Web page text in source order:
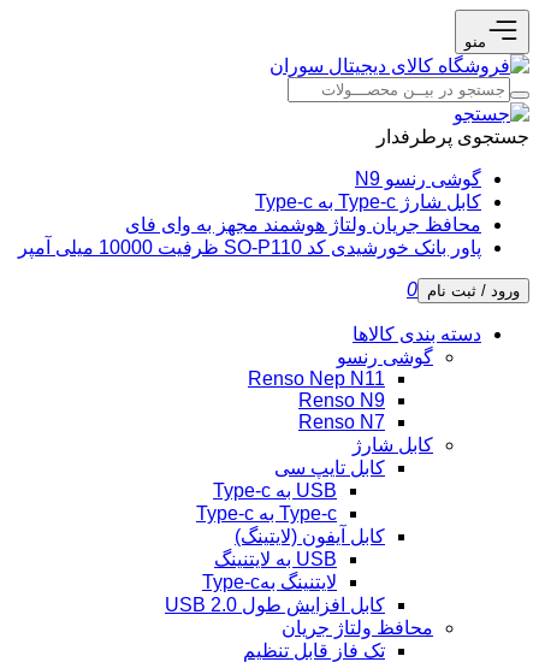
منو
جستجوی پرطرفدار
گوشی رنسو N9
کابل شارژ Type-c به Type-c
محافظ جریان ولتاژ هوشمند مجهز به وای فای
پاور بانک خورشیدی کد SO-P110 ظرفیت 10000 میلی آمپر
ورود / ثبت نام 0
دسته بندی کالاها
گوشی رنسو
Renso Nep N11
Renso N9
Renso N7
کابل شارژ
کابل تایپ سی
USB به Type-c
Type-c به Type-c
کابل آیفون (لایتینگ)
USB به لایتنینگ
لایتنینگ بهType-c
کابل افزایش طول USB 2.0
محافظ ولتاژ جریان
تک فاز قابل تنظیم